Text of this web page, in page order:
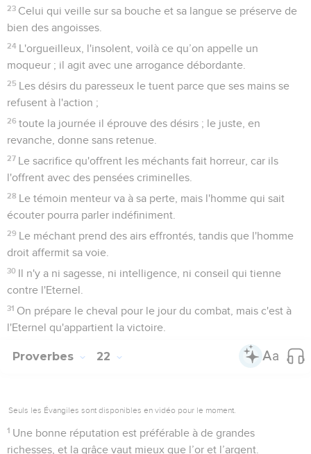
23 Celui qui veille sur sa bouche et sa langue se préserve de
bien des angoisses.
24 L'orgueilleux, l'insolent, voilà ce qu’on appelle un
moqueur ; il agit avec une arrogance débordante.
25 Les désirs du paresseux le tuent parce que ses mains se
refusent à l'action ;
26 toute la journée il éprouve des désirs ; le juste, en
revanche, donne sans retenue.
27 Le sacrifice qu'offrent les méchants fait horreur, car ils
l'offrent avec des pensées criminelles.
28 Le témoin menteur va à sa perte, mais l'homme qui sait
écouter pourra parler indéfiniment.
29 Le méchant prend des airs effrontés, tandis que l'homme
droit affermit sa voie.
30 Il n'y a ni sagesse, ni intelligence, ni conseil qui tienne
contre l'Eternel.
31 On prépare le cheval pour le jour du combat, mais c'est à
l'Eternel qu'appartient la victoire.
Proverbes 22
Seuls les Évangiles sont disponibles en vidéo pour le moment.
1 Une bonne réputation est préférable à de grandes
richesses, et la grâce vaut mieux que l’or et l’argent.